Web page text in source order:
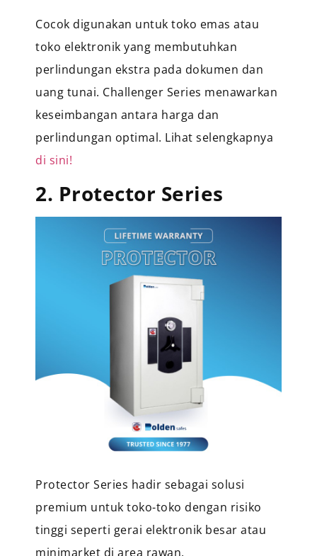
Cocok digunakan untuk toko emas atau
toko elektronik yang membutuhkan
perlindungan ekstra pada dokumen dan
uang tunai. Challenger Series menawarkan
keseimbangan antara harga dan
perlindungan optimal. Lihat selengkapnya
di sini!
2. Protector Series
Protector Series hadir sebagai solusi
premium untuk toko-toko dengan risiko
tinggi seperti gerai elektronik besar atau
minimarket di area rawan.